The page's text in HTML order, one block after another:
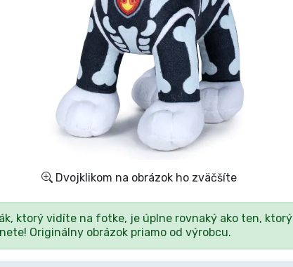
Dvojklikom na obrázok ho zväčšíte
ktorý vidíte na fotke, je úplne rovnaký ako ten, ktorý
Originálny obrázok priamo od výrobcu.